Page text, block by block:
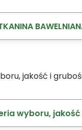
jakość i
wyboru,